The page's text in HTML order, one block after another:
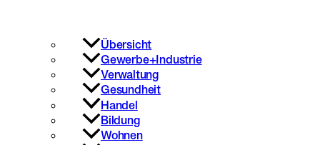
Übersicht
Gewerbe+Industrie
Verwaltung
Gesundheit
Handel
Bildung
Wohnen